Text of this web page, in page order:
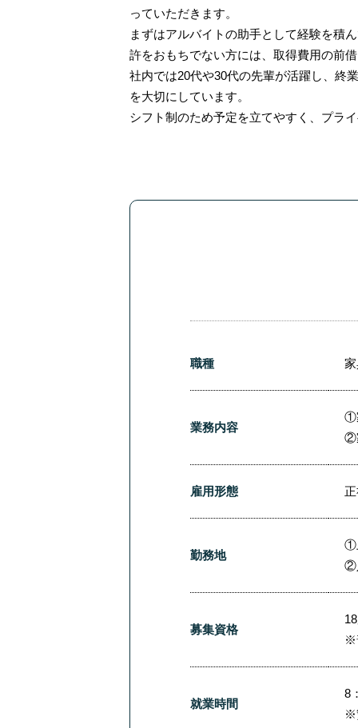
っていただきます。
まずはアルバイトの助手として経験を積
許をおもちでない方には、取得費用の前
社内では20代や30代の先輩が活躍し、終
を大切にしています。
シフト制のため予定を立てやすく、プラ
職種
業務内容
①
②
雇用形態
勤務地
①
②
募集資格
※
就業時間
8
※